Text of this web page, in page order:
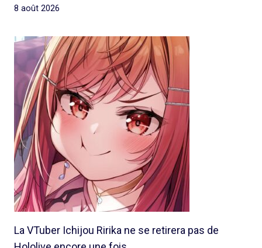
8 août 2026
La VTuber Ichijou Ririka ne se retirera pas de